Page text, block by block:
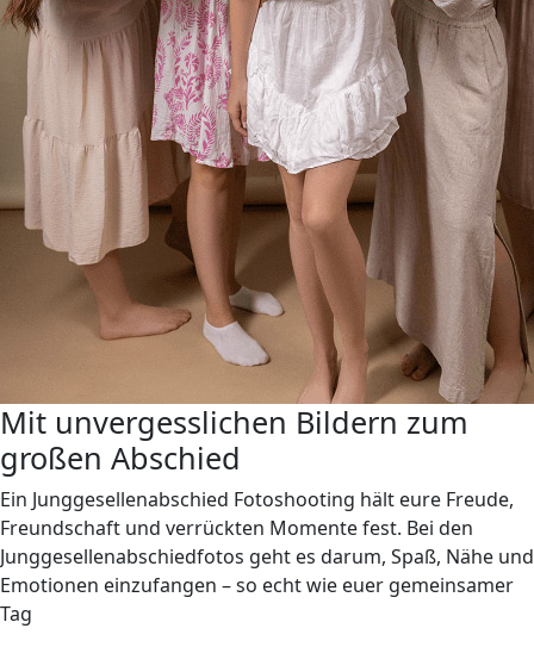
Mit unvergesslichen Bildern zum
großen Abschied
Ein Junggesellenabschied Fotoshooting hält eure Freude,
Freundschaft und verrückten Momente fest. Bei den
Junggesellenabschiedfotos geht es darum, Spaß, Nähe und
Emotionen einzufangen – so echt wie euer gemeinsamer
Tag